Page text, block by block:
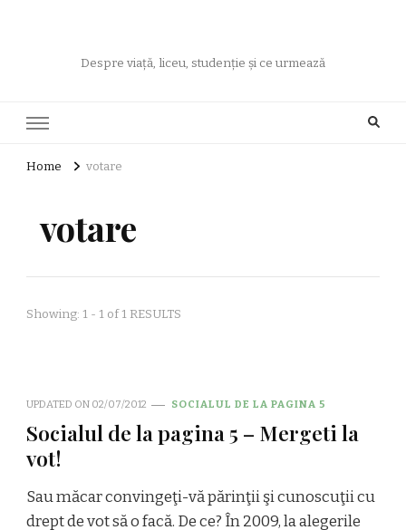
Despre viață, liceu, studenție și ce urmează
Home votare
votare
Showing: 1 - 1 of 1 RESULTS
UPDATED ON 02/07/2012 SOCIALUL DE LA PAGINA 5
Socialul de la pagina 5 – Mergeti la
vot!
Sau măcar convingeţi-vă părinţii şi cunoscuţii cu
drept de vot să o facă. De ce? În 2009, la alegerile